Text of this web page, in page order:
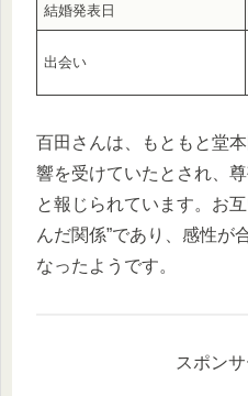
結婚発表日
出会い
百田さんは、もともと堂
響を受けていたとされ、
と報じられています。お
んだ関係”であり、感性が
なったようです。
スポン